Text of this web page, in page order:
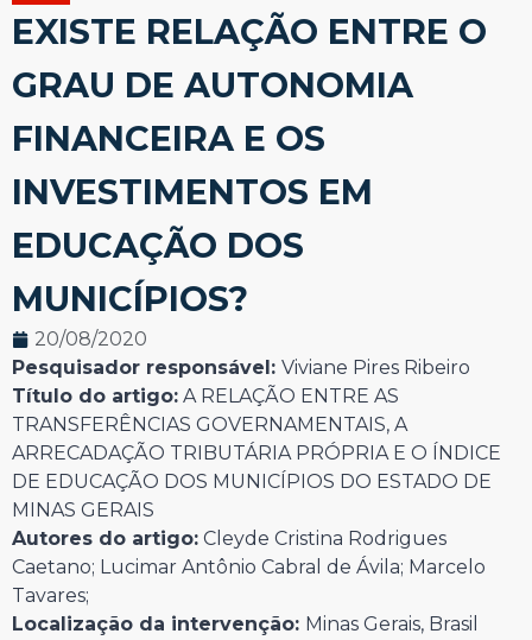
EXISTE RELAÇÃO ENTRE O
GRAU DE AUTONOMIA
FINANCEIRA E OS
INVESTIMENTOS EM
EDUCAÇÃO DOS
MUNICÍPIOS?
20/08/2020
Pesquisador responsável: Viviane Pires Ribeiro
Título do artigo: A RELAÇÃO ENTRE AS
TRANSFERÊNCIAS GOVERNAMENTAIS, A
ARRECADAÇÃO TRIBUTÁRIA PRÓPRIA E O ÍNDICE
DE EDUCAÇÃO DOS MUNICÍPIOS DO ESTADO DE
MINAS GERAIS
Autores do artigo: Cleyde Cristina Rodrigues
Caetano; Lucimar Antônio Cabral de Ávila; Marcelo
Tavares;
Localização da intervenção: Minas Gerais, Brasil